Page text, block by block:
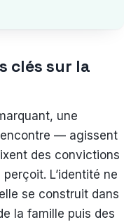
clés sur la
une
— agissent
des convictions
L’identité ne
se construit dans
la famille puis des